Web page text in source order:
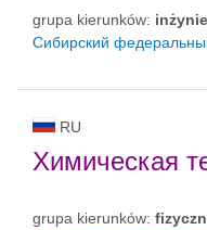
grupa kierunków:
Сибирский
RU
Химическая
grupa kierunków: